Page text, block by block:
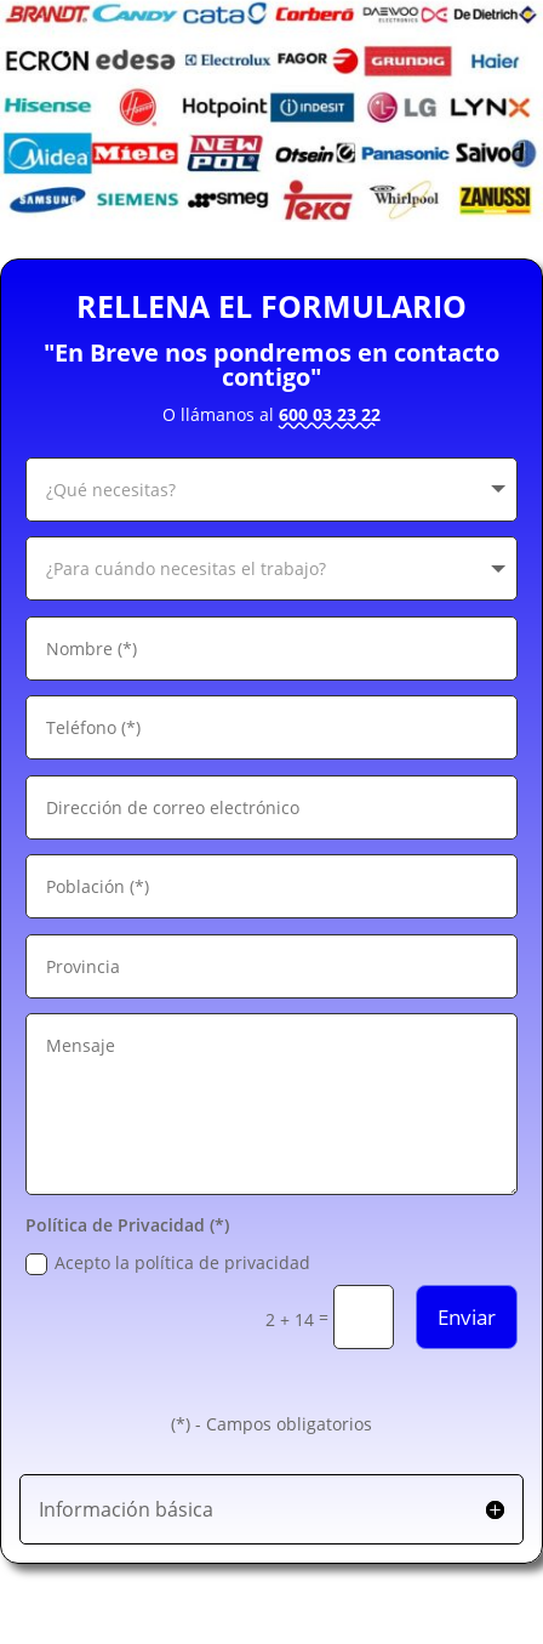
RELLENA EL FORMULARIO
"En Breve nos pondremos en contacto
contigo"
O llámanos al 600 03 23 22
Política de Privacidad (*)
Acepto la política de privacidad
2 + 14 = Enviar
(*) - Campos obligatorios
Información básica